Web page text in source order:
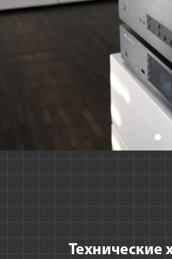
Технические
Сообщение